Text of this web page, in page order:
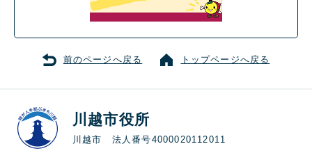
前のページへ戻る トップページへ戻る
川越市役所
川越市 法人番号4000020112011